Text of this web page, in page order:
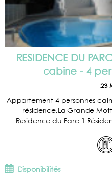
RESIDENCE DU
cabine - 4
23
Appartement 4 personnes
résidence.La Grande
Résidence du Parc 1
Disponibilités